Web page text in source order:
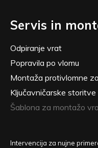
Servis in
Odpiranje vrat
Popravila po vlomu
Montaža protivlomne
Ključavničarske storitve
Šablona za montažo
Intervencija za nujne